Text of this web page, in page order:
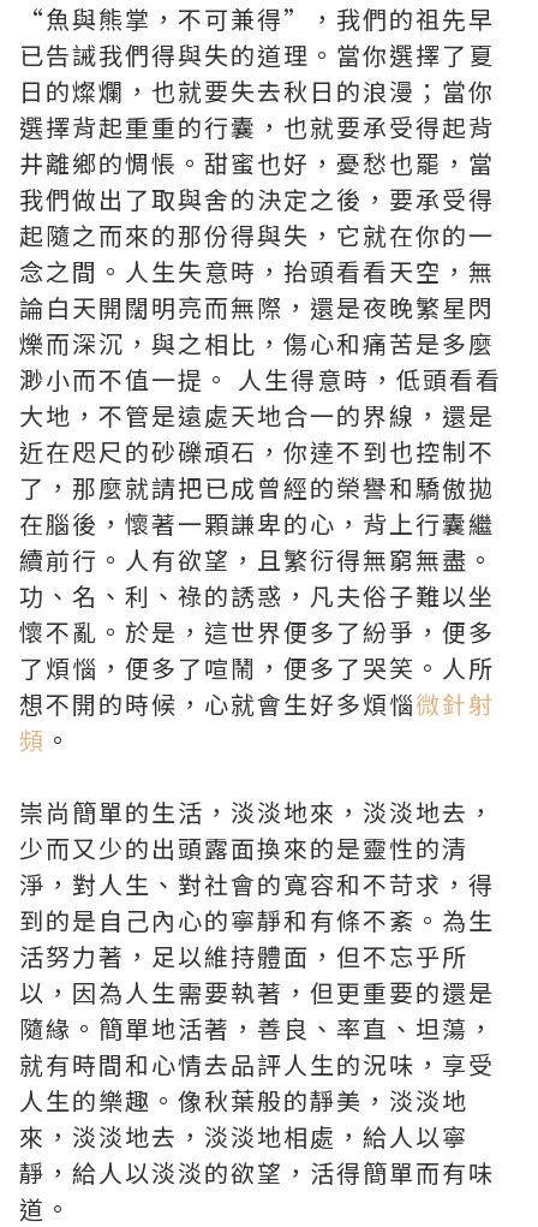
“魚與熊掌，不可兼得”，我們的祖先早
已告誡我們得與失的道理。當你選擇了夏
日的燦爛，也就要失去秋日的浪漫；當你
選擇背起重重的行囊，也就要承受得起背
井離鄉的惆悵。甜蜜也好，憂愁也罷，當
我們做出了取與舍的決定之後，要承受得
起隨之而來的那份得與失，它就在你的一
念之間。人生失意時，抬頭看看天空，無
論白天開闊明亮而無際，還是夜晚繁星閃
爍而深沉，與之相比，傷心和痛苦是多麼
渺小而不值一提。 人生得意時，低頭看看
大地，不管是遠處天地合一的界線，還是
近在咫尺的砂礫頑石，你達不到也控制不
了，那麼就請把已成曾經的榮譽和驕傲拋
在腦後，懷著一顆謙卑的心，背上行囊繼
續前行。人有欲望，且繁衍得無窮無盡。
功、名、利、祿的誘惑，凡夫俗子難以坐
懷不亂。於是，這世界便多了紛爭，便多
了煩惱，便多了喧鬧，便多了哭笑。人所
想不開的時候，心就會生好多煩惱微針射
頻 。
崇尚簡單的生活，淡淡地來，淡淡地去，
少而又少的出頭露面換來的是靈性的清
淨，對人生、對社會的寬容和不苛求，得
到的是自己內心的寧靜和有條不紊。為生
活努力著，足以維持體面，但不忘乎所
以，因為人生需要執著，但更重要的還是
隨緣。簡單地活著，善良、率直、坦蕩，
就有時間和心情去品評人生的況味，享受
人生的樂趣。像秋葉般的靜美，淡淡地
來，淡淡地去，淡淡地相處，給人以寧
靜，給人以淡淡的欲望，活得簡單而有味
道。